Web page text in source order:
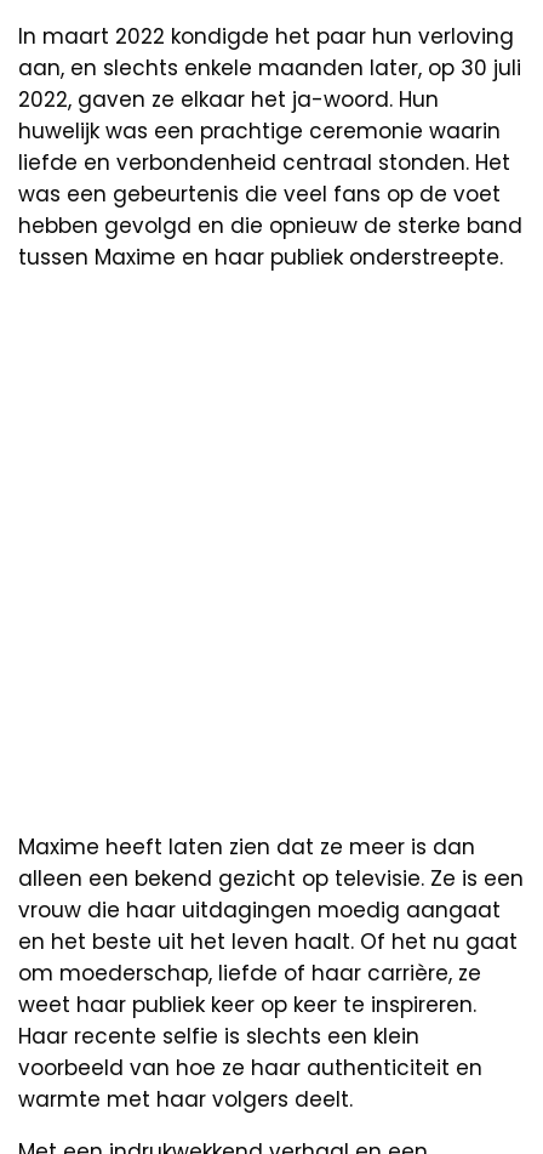
In maart 2022 kondigde het paar hun verloving
aan, en slechts enkele maanden later, op 30 juli
2022, gaven ze elkaar het ja-woord. Hun
huwelijk was een prachtige ceremonie waarin
liefde en verbondenheid centraal stonden. Het
was een gebeurtenis die veel fans op de voet
hebben gevolgd en die opnieuw de sterke band
tussen Maxime en haar publiek onderstreepte.
Maxime heeft laten zien dat ze meer is dan
alleen een bekend gezicht op televisie. Ze is een
vrouw die haar uitdagingen moedig aangaat
en het beste uit het leven haalt. Of het nu gaat
om moederschap, liefde of haar carrière, ze
weet haar publiek keer op keer te inspireren.
Haar recente selfie is slechts een klein
voorbeeld van hoe ze haar authenticiteit en
warmte met haar volgers deelt.